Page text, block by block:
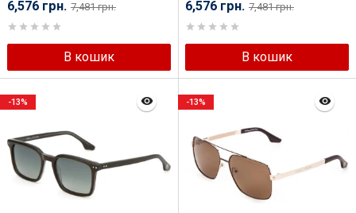
6,576 грн. 7,481 грн.
В кошик
6,576 грн. 7,481 грн.
В кошик
-13% -13%